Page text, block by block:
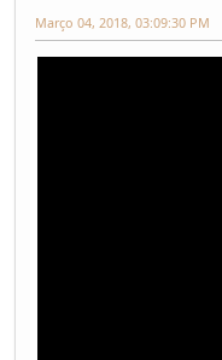
Março 04, 2018, 03:09:30 PM